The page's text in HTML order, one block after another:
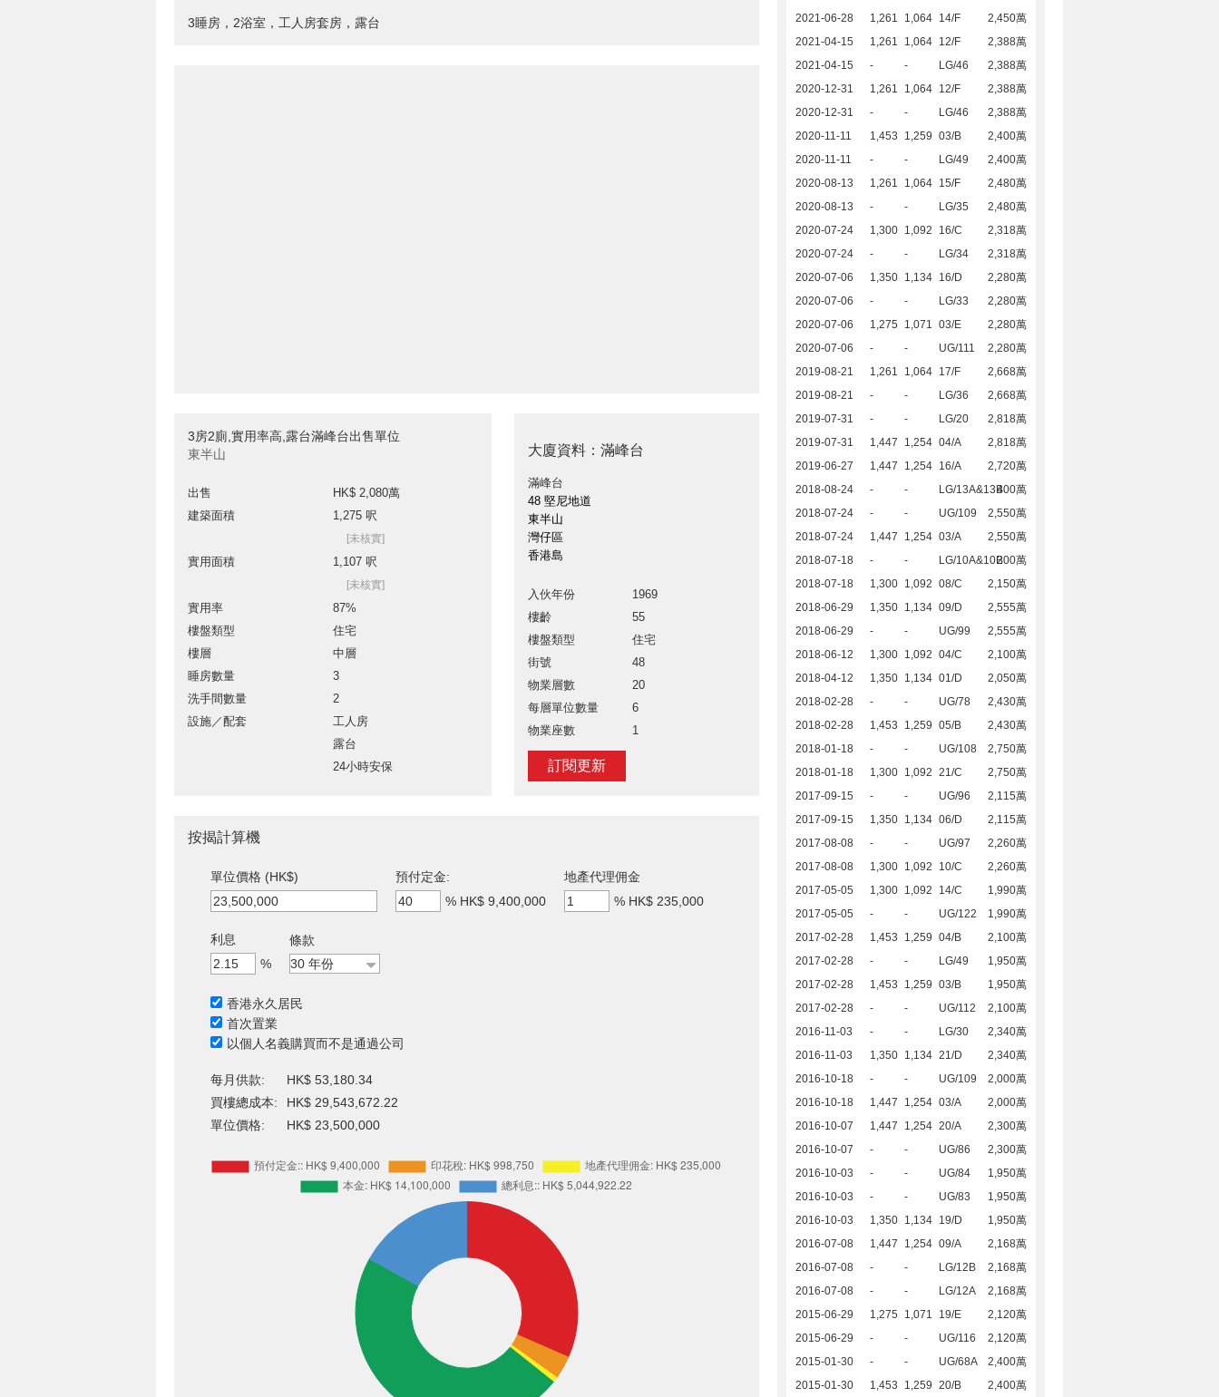
3睡房，2浴室，工人房套房，露台
3房2廁,實用率高,露台滿峰台出售單位
東半山
出售
HK$ 2,080萬
建築面積
1,275 呎
[未核實]
實用面積 1,107 呎
[未核實]
實用率
87%
樓盤類型
住宅
樓層
中層
睡房數量
3
洗手間數量
2
設施／配套
工人房
露台
24小時安保
大廈資料：滿峰台
滿峰台
48 堅尼地道
東半山
灣仔區
香港島
入伙年份
1969
樓齡
55
樓盤類型
住宅
街號
48
物業層數
20
每層單位數量
6
物業座數
1
訂閱更新
2021-06-28
1,261 1,064 14/F
2,450萬
2021-04-15
1,261 1,064 12/F
2,388萬
2021-04-15
- - LG/46
2,388萬
2020-12-31
1,261 1,064 12/F
2,388萬
2020-12-31
- - LG/46
2,388萬
2020-11-11
1,453 1,259 03/B
2,400萬
2020-11-11
- - LG/49
2,400萬
2020-08-13
1,261 1,064 15/F
2,480萬
2020-08-13
- - LG/35
2,480萬
2020-07-24
1,300 1,092 16/C
2,318萬
2020-07-24
- - LG/34
2,318萬
2020-07-06
1,350 1,134 16/D
2,280萬
2020-07-06
- - LG/33
2,280萬
2020-07-06
1,275 1,071 03/E
2,280萬
2020-07-06
- - UG/111
2,280萬
2019-08-21
1,261 1,064 17/F
2,668萬
2019-08-21
- - LG/36
2,668萬
2019-07-31
- - LG/20
2,818萬
2019-07-31
1,447 1,254 04/A
2,818萬
2019-06-27
1,447 1,254 16/A
2,720萬
2018-08-24
- - LG/13A&13B400萬
2018-07-24
- - UG/109
2,550萬
2018-07-24
1,447 1,254 03/A
2,550萬
2018-07-18
- - LG/10A&10B200萬
2018-07-18
1,300 1,092 08/C
2,150萬
2018-06-29
1,350 1,134 09/D
2,555萬
2018-06-29
- - UG/99
2,555萬
2018-06-12
1,300 1,092 04/C
2,100萬
2018-04-12
1,350 1,134 01/D
2,050萬
2018-02-28
- - UG/78
2,430萬
2018-02-28
1,453 1,259 05/B
2,430萬
2018-01-18
- - UG/108
2,750萬
2018-01-18
1,300 1,092 21/C
2,750萬
2017-09-15
- - UG/96
2,115萬
2017-09-15
1,350 1,134 06/D
2,115萬
2017-08-08
- - UG/97
2,260萬
2017-08-08
1,300 1,092 10/C
2,260萬
2017-05-05
1,300 1,092 14/C
1,990萬
2017-05-05
- - UG/122
1,990萬
2017-02-28
1,453 1,259 04/B
2,100萬
2017-02-28
- - LG/49
1,950萬
2017-02-28
1,453 1,259 03/B
1,950萬
2017-02-28
- - UG/112
2,100萬
2016-11-03
- - LG/30
2,340萬
2016-11-03
1,350 1,134 21/D
2,340萬
2016-10-18
- - UG/109
2,000萬
2016-10-18
1,447 1,254 03/A
2,000萬
2016-10-07
1,447 1,254 20/A
2,300萬
2016-10-07
- - UG/86
2,300萬
2016-10-03
- - UG/84
1,950萬
2016-10-03
- - UG/83
1,950萬
2016-10-03
1,350 1,134 19/D
1,950萬
2016-07-08
1,447 1,254 09/A
2,168萬
2016-07-08
- - LG/12B
2,168萬
2016-07-08
- - LG/12A
2,168萬
2015-06-29
1,275 1,071 19/E
2,120萬
2015-06-29
- - UG/116
2,120萬
2015-01-30
- - UG/68A
2,400萬
2015-01-30
1,453 1,259 20/B
2,400萬
按揭計算機
單位價格 (HK$)
預付定金:
% HK$ 9,400,000
地產代理佣金
% HK$ 235,000
利息
%
條款
香港永久居民
首次置業
以個人名義購買而不是通過公司
每月供款:
HK$ 53,180.34
買樓總成本:
HK$ 29,543,672.22
單位價格:
HK$ 23,500,000